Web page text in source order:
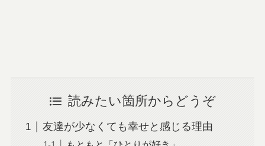
読みたい箇所からどうぞ
友達が少なくても幸せと感じる理由